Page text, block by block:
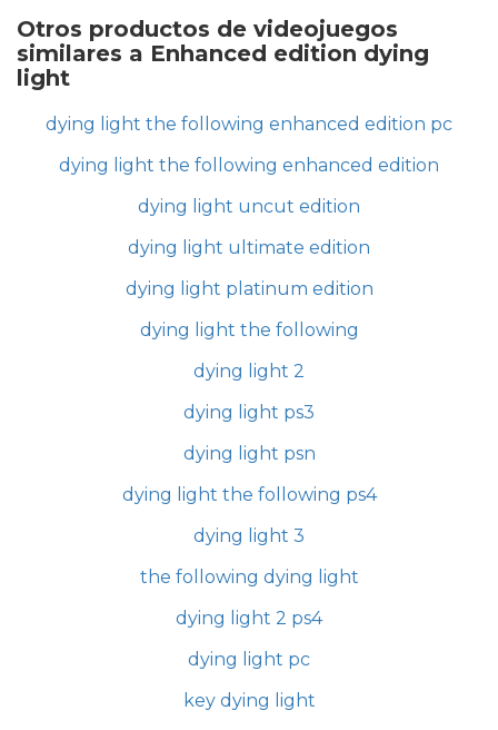
Otros productos de videojuegos
similares a Enhanced edition dying
light
dying light the following enhanced edition pc
dying light the following enhanced edition
dying light uncut edition
dying light ultimate edition
dying light platinum edition
dying light the following
dying light 2
dying light ps3
dying light psn
dying light the following ps4
dying light 3
the following dying light
dying light 2 ps4
dying light pc
key dying light